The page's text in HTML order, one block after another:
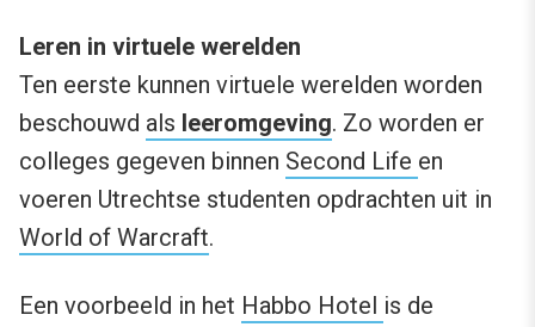
Leren in virtuele werelden
Ten eerste kunnen virtuele werelden worden
beschouwd als leeromgeving. Zo worden er
colleges gegeven binnen Second Life en
voeren Utrechtse studenten opdrachten uit in
World of Warcraft.
Een voorbeeld in het Habbo Hotel is de